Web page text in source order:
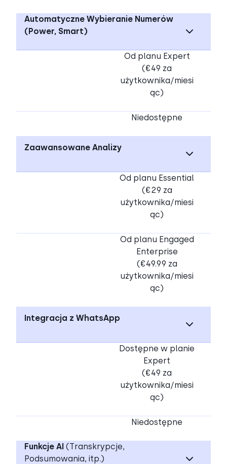
Automatyczne Wybieranie Numerów
(Power, Smart)
Od planu Expert
(€49 za
użytkownika/miesi
ąc)
Niedostępne
Zaawansowane Analizy
Od planu Essential
(€29 za
użytkownika/miesi
ąc)
Od planu Engaged
Enterprise
(€49.99 za
użytkownika/miesi
ąc)
Integracja z WhatsApp
Dostępne w planie
Expert
(€49 za
użytkownika/miesi
ąc)
Niedostępne
Funkcje AI (Transkrypcje,
Podsumowania, itp.)